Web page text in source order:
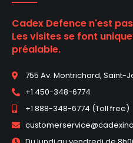
Cadex Defence n'est
Les visites se font
préalable.
755 Av. Montrichard, Saint-
+1 450-348-6774
+1 888-348-6774 (Toll free)